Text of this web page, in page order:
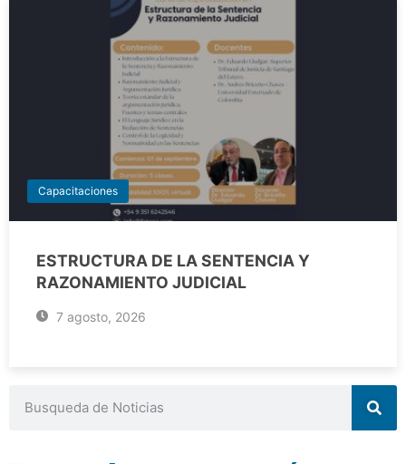
Capacitaciones
ESTRUCTURA DE LA SENTENCIA Y
RAZONAMIENTO JUDICIAL
7 agosto, 2026